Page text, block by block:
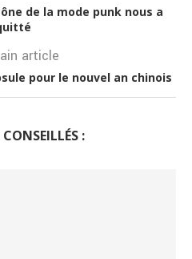
de la mode punk nous a
article
pour le nouvel an chinois
: